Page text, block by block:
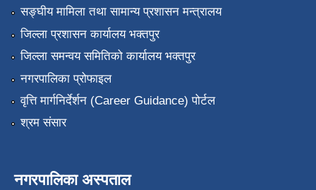
सङ्‍घीय मामिला तथा सामान्य प्रशासन मन्त्रालय
जिल्ला प्रशासन कार्यालय भक्तपुर
जिल्ला समन्वय समितिको कार्यालय भक्तपुर
नगरपालिका प्रोफाइल
वृत्ति मार्गनिर्देर्शन (Career Guidance) पोर्टल
श्रम संसार
नगरपालिका अस्पताल